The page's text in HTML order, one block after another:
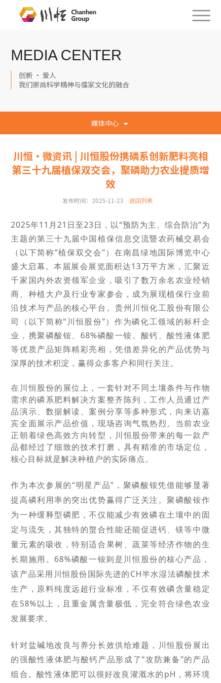
MEDIA CENTER
创新 · 爱人
我们崇尚科学精神与儒家文化的融合
媒体中心
川恒·微资讯 | 川恒股份携磷系创新肥料亮相
第三十九届植保双交会，聚磷助力农业提质增
效
发布时间：2025-11-23 返回列表
2025年11月21日至23日，以“预防为主、综合防治”为
主题的第三十九届中国植保信息交流暨农药械交易会
（以下简称“植保双交会”）在南昌绿地国际博览中心
盛大启幕。本届展会展览面积达13万平方米，汇聚近
千家国内外农资领军企业，吸引了数万余名农业经销
商、种植大户及行业专家参会，成为展现植保行业前
沿技术与产品的核心平台。贵州川恒化工股份有限公
司（以下简称“川恒股份”）作为磷化工领域的标杆企
业，携聚磷酸铵、68%磷酸一铵、酸钙、酸性液体肥
等优质产品矩阵精彩亮相，凭借差异化的产品优势与
深厚的技术积淀，赢得众多客户和同行关注。
在川恒股份的展位上，一套针对不同土壤条件与作物
需求的磷系肥料解决方案整齐陈列，工作人员通过产
品演示、数据解读、案例分享等多种形式，向来访嘉
宾全面展示产品价值，现场咨询气氛热烈。当前农业
正朝着绿色高效方向转型，川恒股份带来的每一款产
品都经过了细致的技术打磨，具有精准的市场定位，
核心目标就是解决种植户的实际痛点。
作为本次参展的“明星产品”，聚磷酸铵凭借能够显著
提高磷利用率的突出优势赢得广泛关注。聚磷酸铵作
为一种缓释型磷肥，不仅能减少有效磷在土壤中的固
定与流失，其独特的螯合性能还能促进钙、镁等中微
量元素的吸收，特别适合果树、蔬菜等经济作物的生
长期施用。68%磷酸一铵则是川恒股份的核心产品，
该产品采用川恒股份国际先进的CH半水湿法磷酸技术
生产，原料纯度远超行业标准，不仅有效磷含量稳定
在58%以上，且重金属含量极低，完全符合绿色农业
发展要求。
针对盐碱地改良与养分长效供给难题，川恒股份展出
的强酸性液体肥与酸钙产品形成了“攻防兼备”的产品
组合。酸性液体肥可以很好改良灌溉水的pH，将环境